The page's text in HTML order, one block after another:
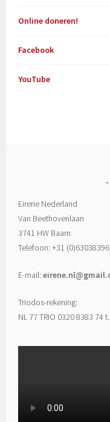
Online doneren!
Facebook
YouTube
Eirene Nederland
Van Beethovenlaan
3741 HW Baarn
Telefoon: +31
E-mail:
Triodos-rekening:
NL 77 TRIO 0320 8383 74